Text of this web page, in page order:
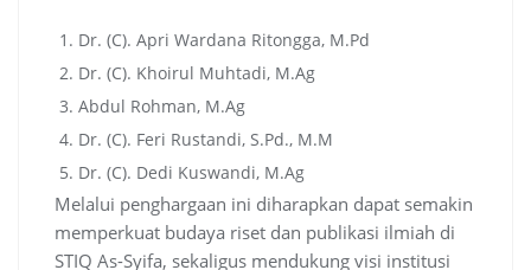
Dr. (C). Apri Wardana Ritongga, M.Pd
Dr. (C). Khoirul Muhtadi, M.Ag
Abdul Rohman, M.Ag
Dr. (C). Feri Rustandi, S.Pd., M.M
Dr. (C). Dedi Kuswandi, M.Ag
Melalui penghargaan ini diharapkan dapat semakin
memperkuat budaya riset dan publikasi ilmiah di
STIQ As-Syifa, sekaligus mendukung visi institusi